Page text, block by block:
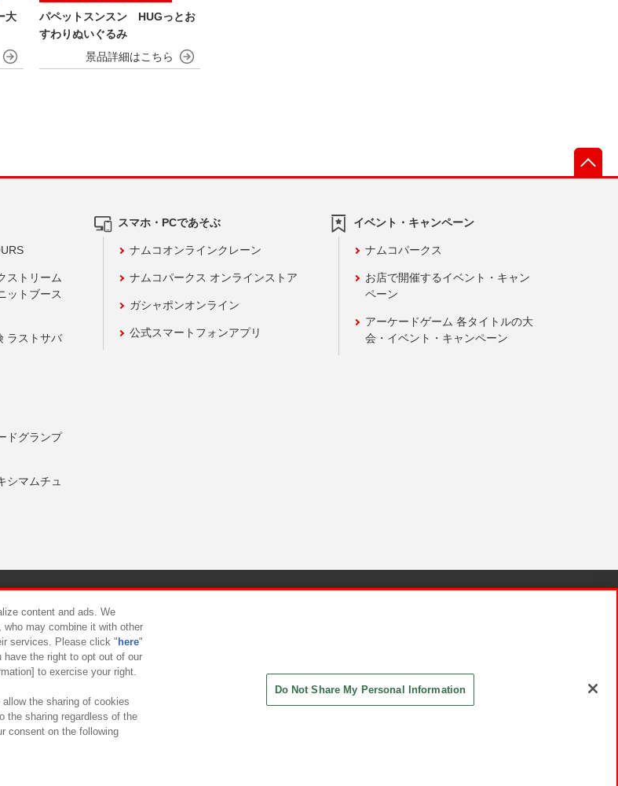
大
パペットスンスン HUGっとお
すわりぬいぐるみ
ストリーム
ットブース
ラストサバ
ドグランプ
シマムチュ
スマホ・PCであそぶ
ナムコオンラインクレーン
ナムコパークス オンラインストア
ガシャポンオンライン
公式スマートフォンアプリ
イベント・キャンペーン
ナムコパークス
お店で開催するイベント・キャン
ペーン
アーケードゲーム 各タイトルの大
会・イベント・キャンペーン
タマーハラスメント対応方針
content and ads. We
may combine it with other
services. Please click " here"
have the right to opt out of our
to exercise your right.
the sharing of cookies
the sharing regardless of the
consent on the following
Do Not Share My Personal Information